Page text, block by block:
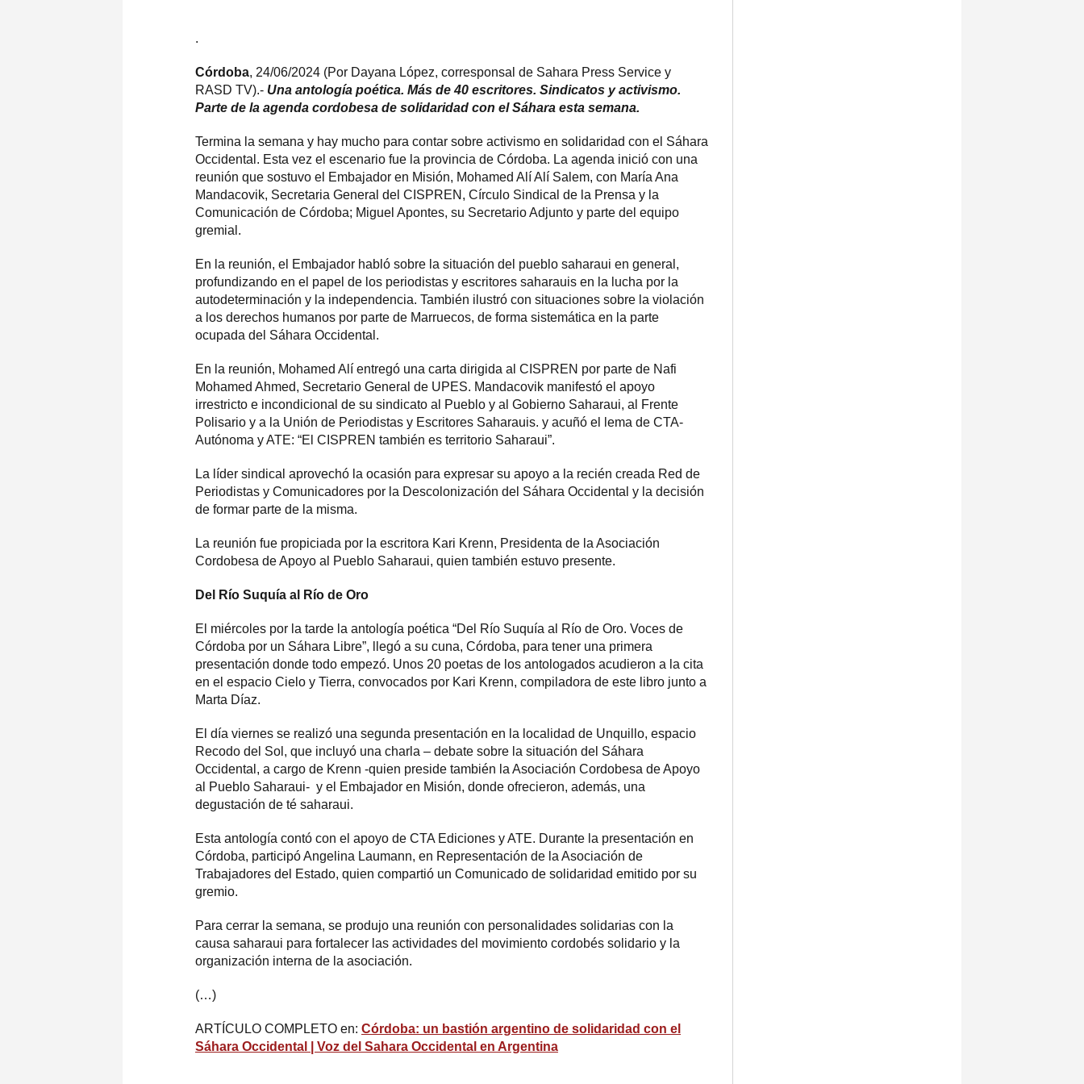
.
Córdoba, 24/06/2024 (Por Dayana López, corresponsal de Sahara Press Service y
RASD TV).- Una antología poética. Más de 40 escritores. Sindicatos y activismo.
Parte de la agenda cordobesa de solidaridad con el Sáhara esta semana.
Termina la semana y hay mucho para contar sobre activismo en solidaridad con el Sáhara
Occidental. Esta vez el escenario fue la provincia de Córdoba. La agenda inició con una
reunión que sostuvo el Embajador en Misión, Mohamed Alí Alí Salem, con María Ana
Mandacovik, Secretaria General del CISPREN, Círculo Sindical de la Prensa y la
Comunicación de Córdoba; Miguel Apontes, su Secretario Adjunto y parte del equipo
gremial.
En la reunión, el Embajador habló sobre la situación del pueblo saharaui en general,
profundizando en el papel de los periodistas y escritores saharauis en la lucha por la
autodeterminación y la independencia. También ilustró con situaciones sobre la violación
a los derechos humanos por parte de Marruecos, de forma sistemática en la parte
ocupada del Sáhara Occidental.
En la reunión, Mohamed Alí entregó una carta dirigida al CISPREN por parte de Nafi
Mohamed Ahmed, Secretario General de UPES. Mandacovik manifestó el apoyo
irrestricto e incondicional de su sindicato al Pueblo y al Gobierno Saharaui, al Frente
Polisario y a la Unión de Periodistas y Escritores Saharauis. y acuñó el lema de CTA-
Autónoma y ATE: “El CISPREN también es territorio Saharaui”.
La líder sindical aprovechó la ocasión para expresar su apoyo a la recién creada Red de
Periodistas y Comunicadores por la Descolonización del Sáhara Occidental y la decisión
de formar parte de la misma.
La reunión fue propiciada por la escritora Kari Krenn, Presidenta de la Asociación
Cordobesa de Apoyo al Pueblo Saharaui, quien también estuvo presente.
Del Río Suquía al Río de Oro
El miércoles por la tarde la antología poética “Del Río Suquía al Río de Oro. Voces de
Córdoba por un Sáhara Libre”, llegó a su cuna, Córdoba, para tener una primera
presentación donde todo empezó. Unos 20 poetas de los antologados acudieron a la cita
en el espacio Cielo y Tierra, convocados por Kari Krenn, compiladora de este libro junto a
Marta Díaz.
El día viernes se realizó una segunda presentación en la localidad de Unquillo, espacio
Recodo del Sol, que incluyó una charla – debate sobre la situación del Sáhara
Occidental, a cargo de Krenn -quien preside también la Asociación Cordobesa de Apoyo
al Pueblo Saharaui- y el Embajador en Misión, donde ofrecieron, además, una
degustación de té saharaui.
Esta antología contó con el apoyo de CTA Ediciones y ATE. Durante la presentación en
Córdoba, participó Angelina Laumann, en Representación de la Asociación de
Trabajadores del Estado, quien compartió un Comunicado de solidaridad emitido por su
gremio.
Para cerrar la semana, se produjo una reunión con personalidades solidarias con la
causa saharaui para fortalecer las actividades del movimiento cordobés solidario y la
organización interna de la asociación.
(…)
ARTÍCULO COMPLETO en: Córdoba: un bastión argentino de solidaridad con el
Sáhara Occidental | Voz del Sahara Occidental en Argentina